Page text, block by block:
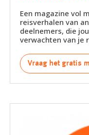
Een magazine vol
reisverhalen van
deelnemers, die
verwachten van je
Vraag het gratis